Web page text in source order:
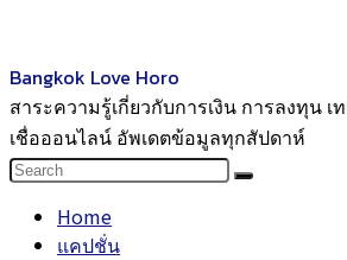
Bangkok Love Horo
สาระความรู้เกี่ยวกับการเงิน การลงทุน
เชื่อออนไลน์ อัพเดตข้อมูลทุกสัปดาห์
Home
แคปชั่น